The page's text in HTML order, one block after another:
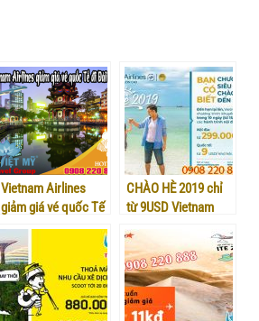
Vietnam Airlines
giảm giá vé quốc Tế
đi Đài Bắc- Việt Mỹ
CHÀO HÈ 2019 chỉ
từ 9USD Vietnam
Airlines